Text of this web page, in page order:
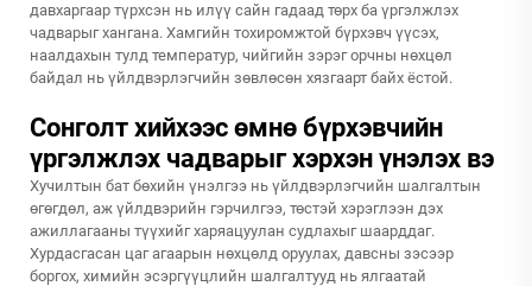
давхаргаар түрхсэн нь илүү сайн гадаад төрх ба үргэлжлэх
чадварыг хангана. Хамгийн тохиромжтой бүрхэвч үүсэх,
наалдахын тулд температур, чийгийн зэрэг орчны нөхцөл
байдал нь үйлдвэрлэгчийн зөвлөсөн хязгаарт байх ёстой.
Сонголт хийхээс өмнө бүрхэвчийн
үргэлжлэх чадварыг хэрхэн үнэлэх вэ
Хучилтын бат бөхийн үнэлгээ нь үйлдвэрлэгчийн шалгалтын
өгөгдөл, аж үйлдвэрийн гэрчилгээ, төстэй хэрэглээн дэх
ажиллагааны түүхийг харяацуулан судлахыг шаарддаг.
Хурдасгасан цаг агаарын нөхцөлд оруулах, давсны зэсээр
боргох, химийн эсэргүүцлийн шалгалтууд нь ялгаатай